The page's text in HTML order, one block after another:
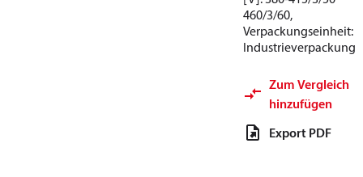
460/3/60,
Verpackungseinheit:
Industrieverpackung
Zum Vergleich
hinzufügen
Export PDF